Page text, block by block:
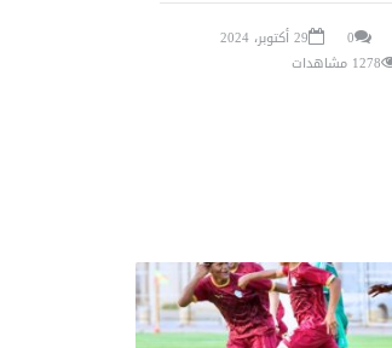
0
29 أكتوبر، 2024
1278 مشاهدات